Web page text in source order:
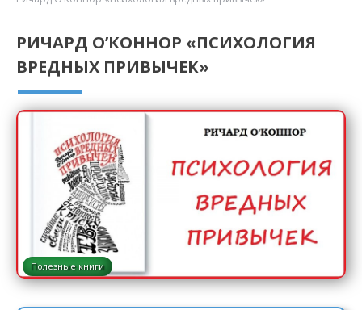
РИЧАРД О’КОННОР «ПСИХОЛОГИЯ
ВРЕДНЫХ ПРИВЫЧЕК»
Полезные книги